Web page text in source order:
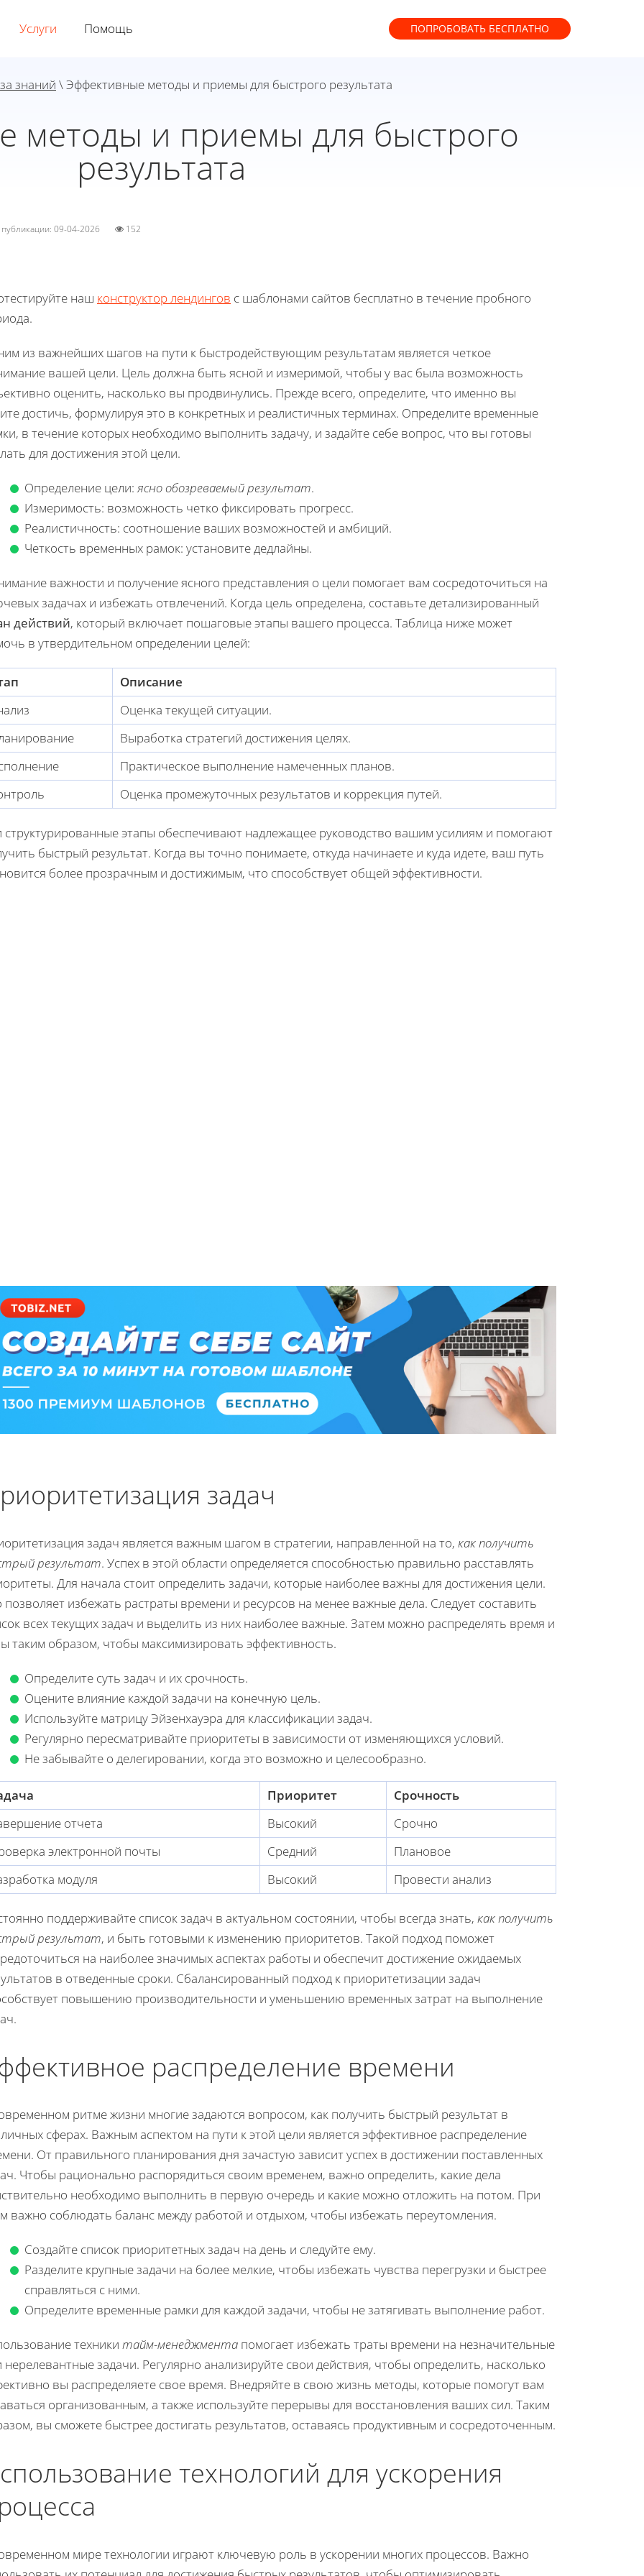
Услуги Помощь ПОПРОБОВАТЬ БЕСПЛАТНО
знаний \ Эффективные методы и приемы для быстрого результата
методы и приемы для быстрого
результата
публикации: 09-04-2026 152
наш конструктор лендингов с шаблонами сайтов бесплатно в течение пробного
из важнейших шагов на пути к быстродействующим результатам является четкое
вашей цели. Цель должна быть ясной и измеримой, чтобы у вас была возможность
оценить, насколько вы продвинулись. Прежде всего, определите, что именно вы
достичь, формулируя это в конкретных и реалистичных терминах. Определите временные
в течение которых необходимо выполнить задачу, и задайте себе вопрос, что вы готовы
для достижения этой цели.
Определение цели:ясно обозреваемый результат.
Измеримость: возможность четко фиксировать прогресс.
Реалистичность: соотношение ваших возможностей и амбиций.
Четкость временных рамок: установите дедлайны.
важности и получение ясного представления о цели помогает вам сосредоточиться на
задачах и избежать отвлечений. Когда цель определена, составьте детализированный
действий, который включает пошаговые этапы вашего процесса. Таблица ниже может
в утвердительном определении целей:
Описание
Оценка текущей ситуации.
Выработка стратегий достижения целях.
Практическое выполнение намеченных планов.
Оценка промежуточных результатов и коррекция путей.
структурированные этапы обеспечивают надлежащее руководство вашим усилиям и помогают
быстрый результат. Когда вы точно понимаете, откуда начинаете и куда идете, ваш путь
более прозрачным и достижимым, что способствует общей эффективности.
задач
задач является важным шагом в стратегии, направленной на то, как получить
результат. Успех в этой области определяется способностью правильно расставлять
Для начала стоит определить задачи, которые наиболее важны для достижения цели.
позволяет избежать растраты времени и ресурсов на менее важные дела. Следует составить
всех текущих задач и выделить из них наиболее важные. Затем можно распределять время и
таким образом, чтобы максимизировать эффективность.
Определите суть задач и их срочность.
Оцените влияние каждой задачи на конечную цель.
Используйте матрицу Эйзенхауэра для классификации задач.
Регулярно пересматривайте приоритеты в зависимости от изменяющихся условий.
Не забывайте о делегировании, когда это возможно и целесообразно.
Приоритет
Срочность
отчета
Высокий
Срочно
электронной почты
Средний
Плановое
модуля
Высокий Провести анализ
поддерживайте список задач в актуальном состоянии, чтобы всегда знать, как получить
результат, и быть готовыми к изменению приоритетов. Такой подход поможет
на наиболее значимых аспектах работы и обеспечит достижение ожидаемых
в отведенные сроки. Сбалансированный подход к приоритетизации задач
повышению производительности и уменьшению временных затрат на выполнение
распределение времени
ритме жизни многие задаются вопросом, как получить быстрый результат в
сферах. Важным аспектом на пути к этой цели является эффективное распределение
От правильного планирования дня зачастую зависит успех в достижении поставленных
Чтобы рационально распорядиться своим временем, важно определить, какие дела
необходимо выполнить в первую очередь и какие можно отложить на потом. При
важно соблюдать баланс между работой и отдыхом, чтобы избежать переутомления.
Создайте список приоритетных задач на день и следуйте ему.
Разделите крупные задачи на более мелкие, чтобы избежать чувства перегрузки и быстрее
справляться с ними.
Определите временные рамки для каждой задачи, чтобы не затягивать выполнение работ.
техники тайм-менеджмента помогает избежать траты времени на незначительные
нерелевантные задачи. Регулярно анализируйте свои действия, чтобы определить, насколько
вы распределяете свое время. Внедряйте в свою жизнь методы, которые помогут вам
организованным, а также используйте перерывы для восстановления ваших сил. Таким
вы сможете быстрее достигать результатов, оставаясь продуктивным и сосредоточенным.
технологий для ускорения
мире технологии играют ключевую роль в ускорении многих процессов. Важно